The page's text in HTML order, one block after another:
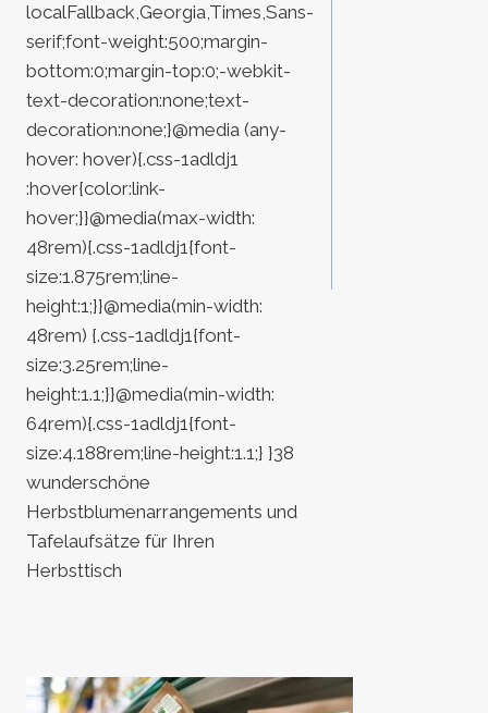
localFallback,Georgia,Times,Sans-
serif;font-weight:500;margin-
bottom:0;margin-top:0;-webkit-
text-decoration:none;text-
decoration:none;}@media (any-
hover: hover){.css-1adldj1
:hover{color:link-
hover;}}@media(max-width:
48rem){.css-1adldj1{font-
size:1.875rem;line-
height:1;}}@media(min-width:
48rem) {.css-1adldj1{font-
size:3.25rem;line-
height:1.1;}}@media(min-width:
64rem){.css-1adldj1{font-
size:4.188rem;line-height:1.1;} }38
wunderschöne
Herbstblumenarrangements und
Tafelaufsätze für Ihren
Herbsttisch